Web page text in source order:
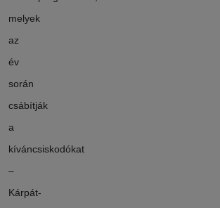
melyek
az
év
során
csábítják
a
kíváncsiskodókat
–
Kárpát-